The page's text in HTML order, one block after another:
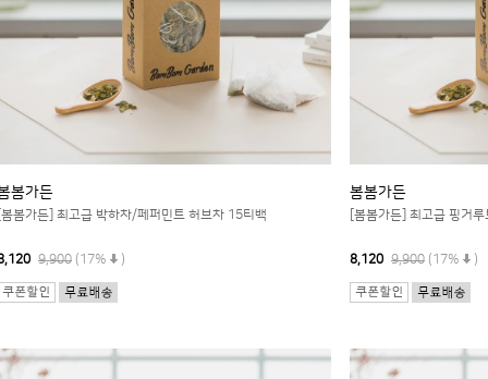
봄가든
봄가든] 최고급 박하차/페퍼민트 허브차 15티백
9,900 (17% )
봄봄가든
[봄봄가든] 최고급 핑거
8,120 9,900 (17% )